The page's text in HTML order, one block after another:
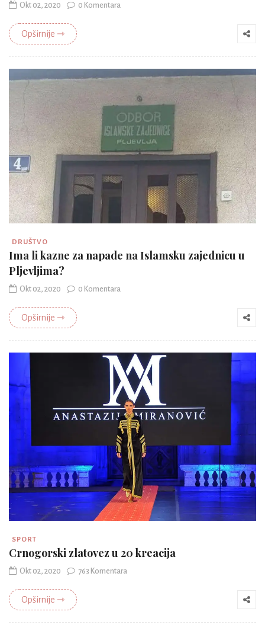
Okt 02, 2020 0 Komentara
Opširnije ⇾
DRUŠTVO
Ima li kazne za napade na Islamsku zajednicu u
Pljevljima?
Okt 02, 2020 0 Komentara
Opširnije ⇾
SPORT
Crnogorski zlatovez u 20 kreacija
Okt 02, 2020 763 Komentara
Opširnije ⇾